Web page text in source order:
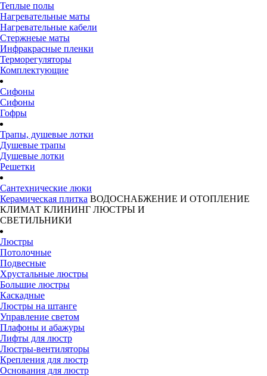
Теплые полы
Нагревательные маты
Нагревательные кабели
Стержнеые маты
Инфракрасные пленки
Терморегуляторы
Комплектующие
Сифоны
Сифоны
Гофры
Трапы, душевые лотки
Душевые трапы
Душевые лотки
Решетки
Сантехнические люки
Керамическая плитка ВОДОСНАБЖЕНИЕ И ОТОПЛЕНИЕ
КЛИМАТ КЛИНИНГ ЛЮСТРЫ И
СВЕТИЛЬНИКИ
Люстры
Потолочные
Подвесные
Хрустальные люстры
Большие люстры
Каскадные
Люстры на штанге
Управление светом
Плафоны и абажуры
Лифты для люстр
Люстры-вентиляторы
Крепления для люстр
Основания для люстр